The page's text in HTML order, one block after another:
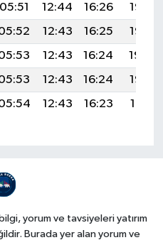
05:51 12:44 16:26
19:26
12:43 16:25
19:25
12:43 16:24
19:24
12:43 16:24
19:22
12:43 16:23 19:21
yorum ve tavsiyeleri yatırım
Burada yer alan yorum ve